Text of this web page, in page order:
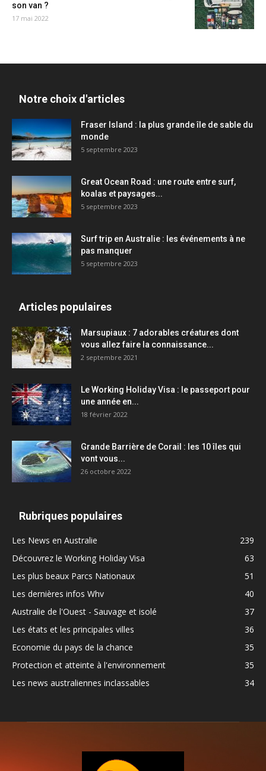
son van ?
17 mai 2022
Notre choix d'articles
Fraser Island : la plus grande île de sable du
monde
5 septembre 2023
Great Ocean Road : une route entre surf,
koalas et paysages...
5 septembre 2023
Surf trip en Australie : les événements à ne
pas manquer
5 septembre 2023
Articles populaires
Marsupiaux : 7 adorables créatures dont
vous allez faire la connaissance...
2 septembre 2021
Le Working Holiday Visa : le passeport pour
une année en...
18 février 2022
Grande Barrière de Corail : les 10 îles qui
vont vous...
26 octobre 2022
Rubriques populaires
Les News en Australie
239
Découvrez le Working Holiday Visa
63
Les plus beaux Parcs Nationaux
51
Les dernières infos Whv
40
Australie de l'Ouest - Sauvage et isolé
37
Les états et les principales villes
36
Economie du pays de la chance
35
Protection et atteinte à l'environnement
35
Les news australiennes inclassables
34